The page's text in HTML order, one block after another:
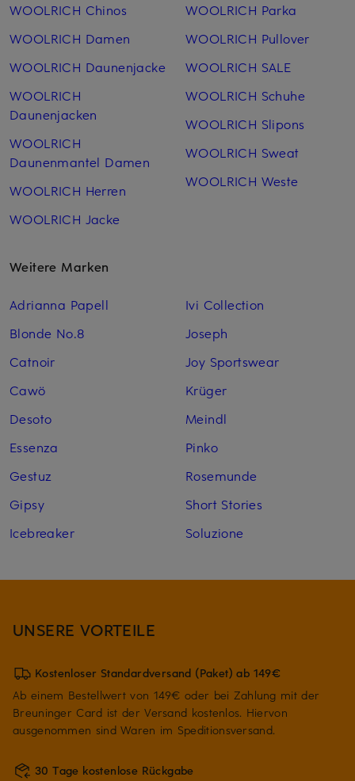
WOOLRICH Chinos
WOOLRICH Damen
WOOLRICH Daunenjacke
WOOLRICH
Daunenjacken
WOOLRICH
Daunenmantel Damen
WOOLRICH Herren
WOOLRICH Jacke
WOOLRICH Parka
WOOLRICH Pullover
WOOLRICH SALE
WOOLRICH Schuhe
WOOLRICH Slipons
WOOLRICH Sweat
WOOLRICH Weste
Weitere Marken
Adrianna Papell
Blonde No.8
Catnoir
Cawö
Desoto
Essenza
Gestuz
Gipsy
Icebreaker
Ivi Collection
Joseph
Joy Sportswear
Krüger
Meindl
Pinko
Rosemunde
Short Stories
Soluzione
UNSERE VORTEILE
Kostenloser Standardversand (Paket) ab 149€
Ab einem Bestellwert von 149€ oder bei Zahlung mit der
Breuninger Card ist der Versand kostenlos. Hiervon
ausgenommen sind Waren im Speditionsversand.
30 Tage kostenlose Rückgabe